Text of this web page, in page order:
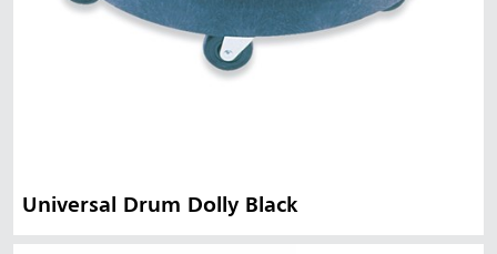
Universal Drum Dolly Black